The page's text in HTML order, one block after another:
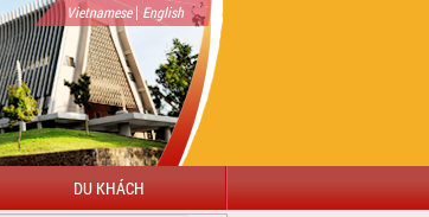
Vietnamese| English
DU KHÁCH